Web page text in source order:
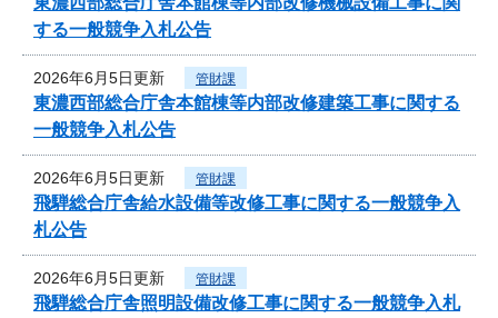
する一般競争入札公告
2026年6月5日更新 管財課
東濃西部総合庁舎本館棟等内部改修建築工事に関する
一般競争入札公告
2026年6月5日更新 管財課
飛騨総合庁舎給水設備等改修工事に関する一般競争入
札公告
2026年6月5日更新 管財課
飛騨総合庁舎照明設備改修工事に関する一般競争入札